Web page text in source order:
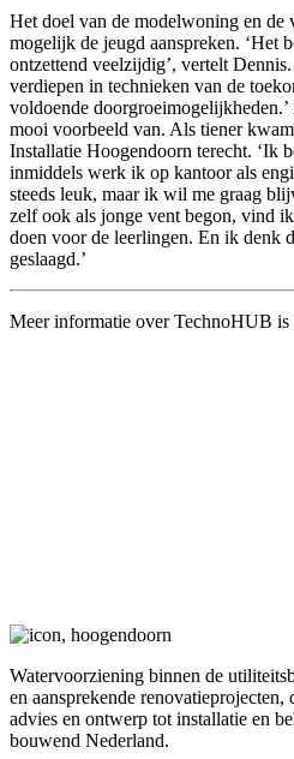
Het doel van de modelwoning en de
mogelijk de jeugd aanspreken. ‘Het
ontzettend veelzijdig’, vertelt
verdiepen in technieken van de
voldoende
mooi voorbeeld van. Als tiener
Installatie Hoogendoorn terecht. ‘Ik
inmiddels werk ik op kantoor als
steeds leuk, maar ik wil me graag
zelf ook als jonge vent begon, vind
doen voor de leerlingen. En ik denk
geslaagd.’
Meer informatie over TechnoHUB is
Watervoorziening binnen de
en aansprekende renovatieprojecten,
advies en ontwerp tot installatie en
bouwend Nederland.